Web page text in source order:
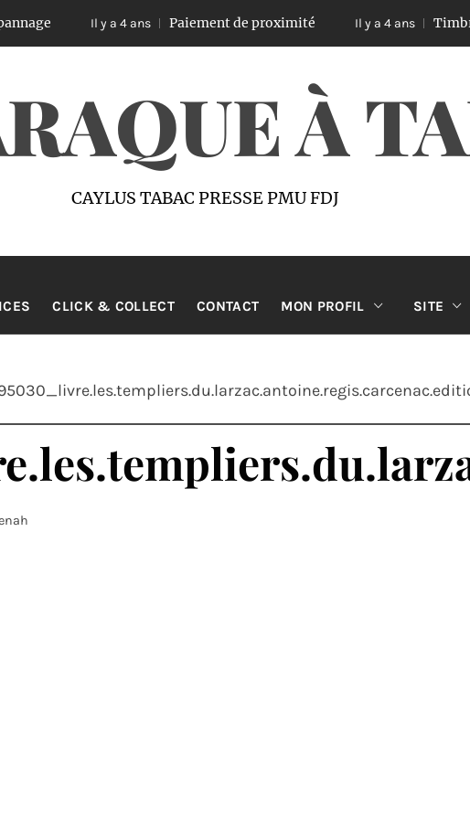
Il y a 4 ans Paiement de proximité Il y a 4 ans
À
CAYLUS TABAC PRESSE PMU FDJ
CLICK & COLLECT CONTACT MON PROFIL SITE